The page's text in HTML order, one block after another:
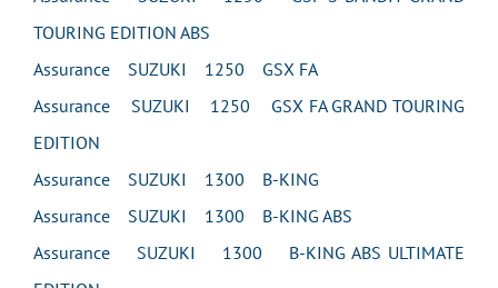
TOURING EDITION ABS
Assurance SUZUKI 1250 GSX FA
Assurance SUZUKI 1250 GSX FA GRAND TOURING
EDITION
Assurance SUZUKI 1300 B-KING
Assurance SUZUKI 1300 B-KING ABS
Assurance SUZUKI 1300 B-KING ABS ULTIMATE